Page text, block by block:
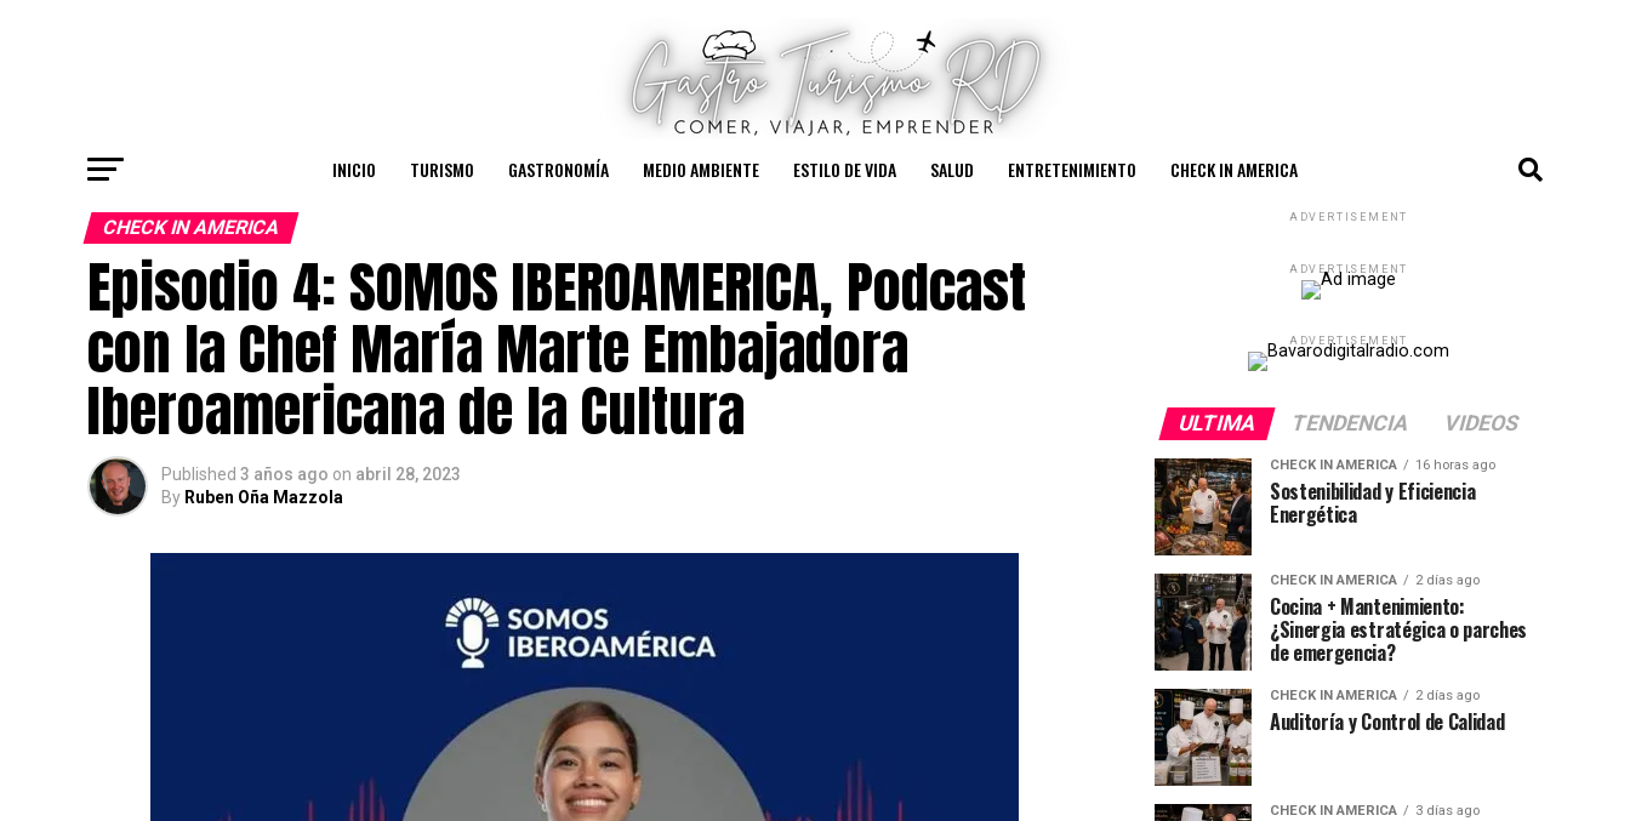
INICIO TURISMO GASTRONOMÍA MEDIO AMBIENTE ESTILO DE VIDA SALUD ENTRETENIMIENTO CHECK IN AMERICA
CHECK IN AMERICA
Episodio 4: SOMOS IBEROAMERICA, Podcast
con la Chef María Marte Embajadora
Iberoamericana de la Cultura
Published 3 años ago on abril 28, 2023
By Ruben Oña Mazzola
ADVERTISEMENT
ADVERTISEMENT
ADVERTISEMENT
ULTIMA TENDENCIA VIDEOS
CHECK IN AMERICA 16 horas ago
Sostenibilidad y Eficiencia
Energética
CHECK IN AMERICA 2 días ago
Cocina + Mantenimiento:
¿Sinergia estratégica o parches
de emergencia?
CHECK IN AMERICA 2 días ago
Auditoría y Control de Calidad
CHECK IN AMERICA 3 días ago